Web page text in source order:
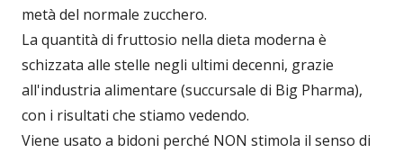
metà del normale zucchero.
La quantità di fruttosio nella dieta moderna è
schizzata alle stelle negli ultimi decenni, grazie
all'industria alimentare (succursale di Big Pharma),
con i risultati che stiamo vedendo.
Viene usato a bidoni perché NON stimola il senso di